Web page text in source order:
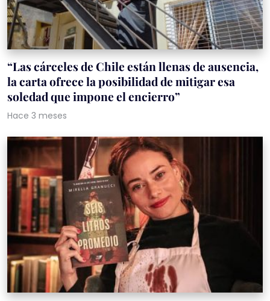
“Las cárceles de Chile están llenas de ausencia,
la carta ofrece la posibilidad de mitigar esa
soledad que impone el encierro”
Hace 3 meses